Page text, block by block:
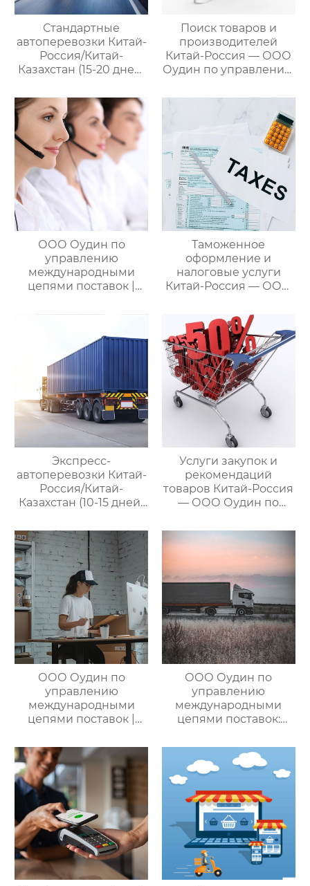
Стандартные
автоперевозки Китай-
Россия/Китай-
Казахстан (15-20 дней)
управлению
международными
цепями поставок
Поиск товаров и
производителей
Китай-Россия — ООО
Оудин по управлению
цепями поставок
ООО Оудин по
управлению
международными
цепями поставок |
услуги для полного
посреднических
закупок Китай-Россия
Таможенное
оформление и
налоговые услуги
Китай-Россия — ООО
международными
цепями поставок
Экспресс-
автоперевозки Китай-
Россия/Китай-
Казахстан (10-15 дней)
управлению
международными
цепями поставок
Услуги закупок и
рекомендаций
товаров Китай-Россия
— ООО Оудин по
международными
цепями поставок
ООО Оудин по
управлению
международными
цепями поставок |
услуги
посреднических
закупок Китай-Россия:
комплексное
решение ваших
трансграничных задач
ООО Оудин по
управлению
международными
цепями поставок:
трансграничной
логистики Китай-
Россия/Китай-
Казахстан,
предлагающий
множество
эффективных
способов доставки
для удовлетворения
различных